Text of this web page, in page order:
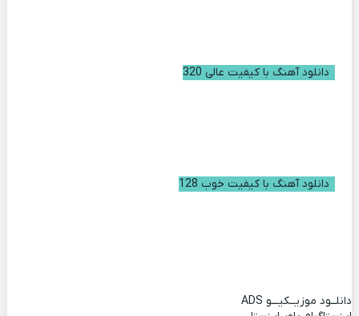
دانلود آهنگ با کیفیت عالی 320
دانلود آهنگ با کیفیت خوب 128
دانلــود موزیــکیـــو ADS